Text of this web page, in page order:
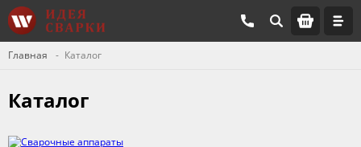
Главная Каталог
Каталог